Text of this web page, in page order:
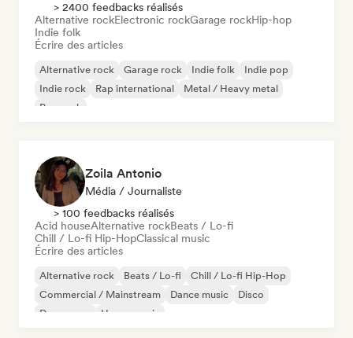
> 2400 feedbacks réalisés
Alternative rockElectronic rockGarage rockHip-hop
Indie folk
Écrire des articles
Alternative rock Garage rock Indie folk
Indie pop
Indie rock
Rap international
Metal / Heavy metal
Pop rock
Zoila Antonio
Média / Journaliste
> 100 feedbacks réalisés
Acid houseAlternative rockBeats / Lo-fi
Chill / Lo-fi Hip-HopClassical music
Écrire des articles
Alternative rock Beats / Lo-fi
Chill / Lo-fi Hip-Hop
Commercial / Mainstream
Dance music
Disco
Dream pop
House music